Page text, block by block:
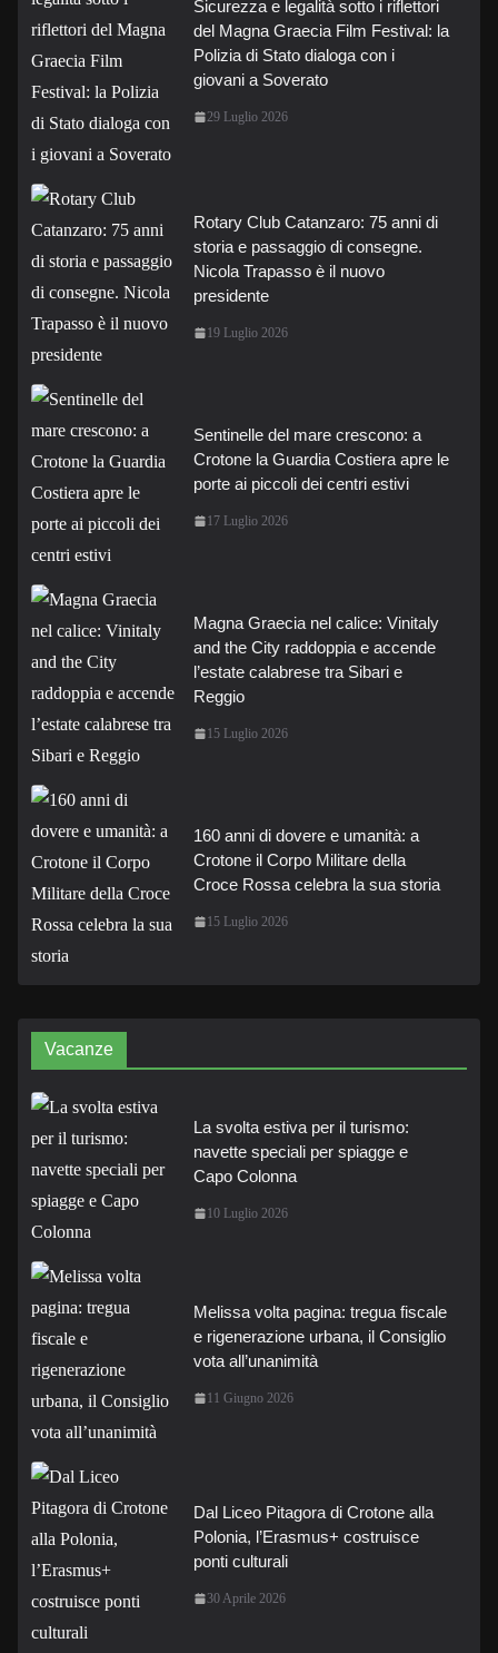
Sicurezza e legalità sotto i riflettori
del Magna Graecia Film Festival: la
Polizia di Stato dialoga con i
giovani a Soverato
29 Luglio 2026
Rotary Club Catanzaro: 75 anni di
storia e passaggio di consegne.
Nicola Trapasso è il nuovo
presidente
19 Luglio 2026
Sentinelle del mare crescono: a
Crotone la Guardia Costiera apre le
porte ai piccoli dei centri estivi
17 Luglio 2026
Magna Graecia nel calice: Vinitaly
and the City raddoppia e accende
l’estate calabrese tra Sibari e
Reggio
15 Luglio 2026
160 anni di dovere e umanità: a
Crotone il Corpo Militare della
Croce Rossa celebra la sua storia
15 Luglio 2026
Vacanze
La svolta estiva per il turismo:
navette speciali per spiagge e
Capo Colonna
10 Luglio 2026
Melissa volta pagina: tregua fiscale
e rigenerazione urbana, il Consiglio
vota all’unanimità
11 Giugno 2026
Dal Liceo Pitagora di Crotone alla
Polonia, l’Erasmus+ costruisce
ponti culturali
30 Aprile 2026